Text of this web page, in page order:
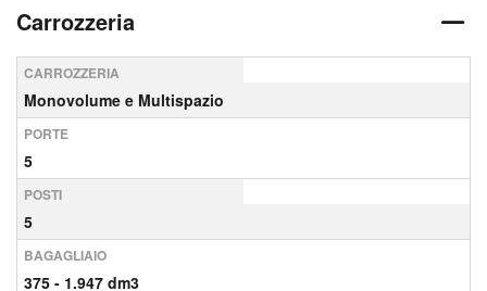
Carrozzeria
CARROZZERIA
Monovolume e Multispazio
PORTE
5
POSTI
5
BAGAGLIAIO
375 - 1.947 dm3